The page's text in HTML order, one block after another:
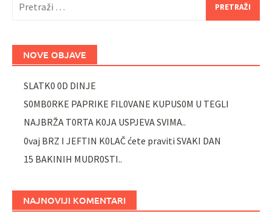
NOVE OBJAVE
SLATK0 0D DINJE
S0MB0RKE PAPRIKE FIL0VANE KUPUS0M U TEGLI
NAJBRŽA T0RTA K0JA USPJEVA SVIMA..
0vaj BRZ I JEFTIN K0LAČ ćete praviti SVAKI DAN
15 BAKINIH MUDR0STI..
NAJNOVIJI KOMENTARI